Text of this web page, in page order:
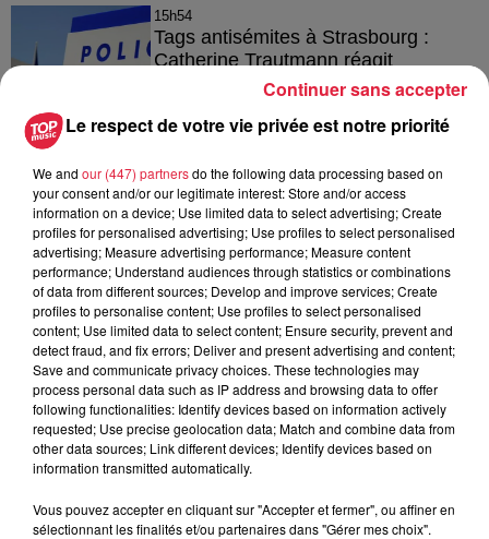
15h54
Tags antisémites à Strasbourg :
Catherine Trautmann réagit
Au zoo de Mulhouse : rencontre
avec les flamants rouges
À découvrir également
Le respect de votre vie privée est notre priorité
We and our (447) partnersdo the following data processing based on
your consent and/or our legitimate interest: Store and/or access
information on a device; Use limited data to select advertising; Create
profiles for personalised advertising; Use profiles to select personalised
advertising; Measure advertising performance; Measure content
performance; Understand audiences through statistics or combinations
of data from different sources; Develop and improve services; Create
profiles to personalise content; Use profiles to select personalised
content; Use limited data to select content; Ensure security, prevent and
detect fraud, and fix errors; Deliver and present advertising and content;
Save and communicate privacy choices. These technologies may
process personal data such as IP address and browsing data to offer
following functionalities: Identify devices based on information actively
requested; Use precise geolocation data; Match and combine data from
other data sources; Link different devices; Identify devices based on
information transmitted automatically.
Vous pouvez accepter en cliquant sur "Accepter et fermer", ou affiner en
sélectionnant les finalités et/ou partenaires dans "Gérer mes choix".
Continuer sans accepter